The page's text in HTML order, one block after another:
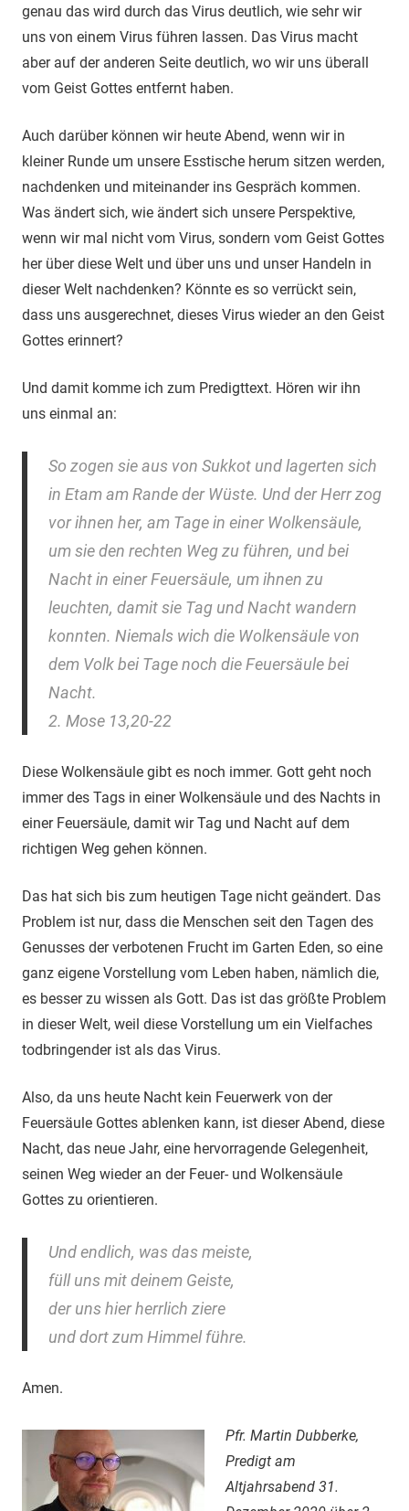
genau das wird durch das Virus deutlich, wie sehr wir
uns von einem Virus führen lassen. Das Virus macht
aber auf der anderen Seite deutlich, wo wir uns überall
vom Geist Gottes entfernt haben.
Auch darüber können wir heute Abend, wenn wir in
kleiner Runde um unsere Esstische herum sitzen werden,
nachdenken und miteinander ins Gespräch kommen.
Was ändert sich, wie ändert sich unsere Perspektive,
wenn wir mal nicht vom Virus, sondern vom Geist Gottes
her über diese Welt und über uns und unser Handeln in
dieser Welt nachdenken? Könnte es so verrückt sein,
dass uns ausgerechnet, dieses Virus wieder an den Geist
Gottes erinnert?
Und damit komme ich zum Predigttext. Hören wir ihn
uns einmal an:
So zogen sie aus von Sukkot und lagerten sich
in Etam am Rande der Wüste. Und der Herr zog
vor ihnen her, am Tage in einer Wolkensäule,
um sie den rechten Weg zu führen, und bei
Nacht in einer Feuersäule, um ihnen zu
leuchten, damit sie Tag und Nacht wandern
konnten. Niemals wich die Wolkensäule von
dem Volk bei Tage noch die Feuersäule bei
Nacht.
2. Mose 13,20-22
Diese Wolkensäule gibt es noch immer. Gott geht noch
immer des Tags in einer Wolkensäule und des Nachts in
einer Feuersäule, damit wir Tag und Nacht auf dem
richtigen Weg gehen können.
Das hat sich bis zum heutigen Tage nicht geändert. Das
Problem ist nur, dass die Menschen seit den Tagen des
Genusses der verbotenen Frucht im Garten Eden, so eine
ganz eigene Vorstellung vom Leben haben, nämlich die,
es besser zu wissen als Gott. Das ist das größte Problem
in dieser Welt, weil diese Vorstellung um ein Vielfaches
todbringender ist als das Virus.
Also, da uns heute Nacht kein Feuerwerk von der
Feuersäule Gottes ablenken kann, ist dieser Abend, diese
Nacht, das neue Jahr, eine hervorragende Gelegenheit,
seinen Weg wieder an der Feuer- und Wolkensäule
Gottes zu orientieren.
Und endlich, was das meiste,
füll uns mit deinem Geiste,
der uns hier herrlich ziere
und dort zum Himmel führe.
Amen.
Pfr. Martin Dubberke,
Predigt am
Altjahrsabend 31.